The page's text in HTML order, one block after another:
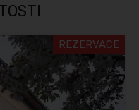
REZERVACE